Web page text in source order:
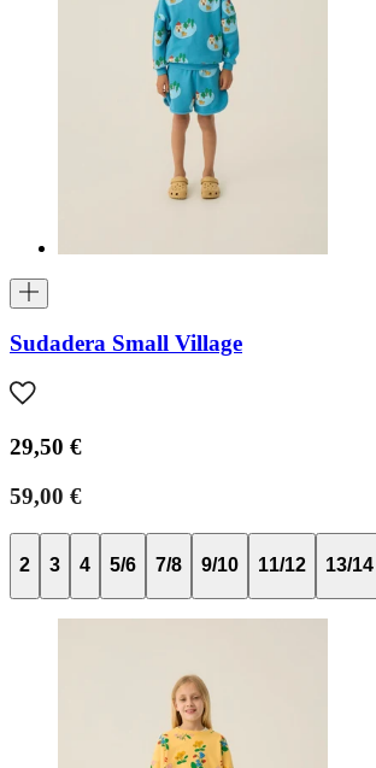
Sudadera Small Village
29,50 €
59,00 €
2 3 4 5/6 7/8 9/10 11/12 13/14